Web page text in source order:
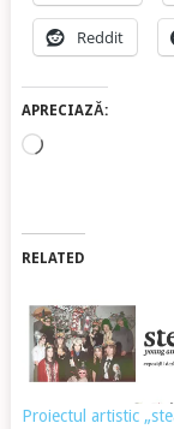
Reddit
APRECIAZĂ:
Încarc...
RELATED
Proiectul artistic